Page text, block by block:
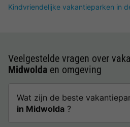
Kindvriendelijke vakantieparken in
Veelgestelde vragen over
Midwolda en omgeving
Wat zijn de beste
in Midwolda ?